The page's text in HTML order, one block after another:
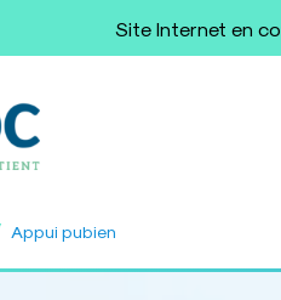
Site Internet en
Appui pubien